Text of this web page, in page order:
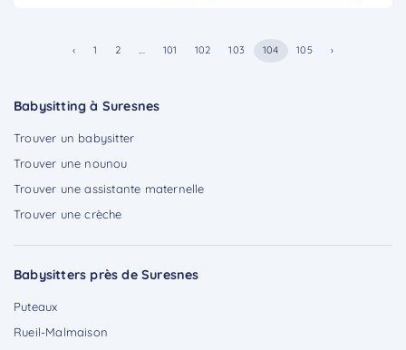
Babysitting à Suresnes
Trouver un babysitter
Trouver une nounou
Trouver une assistante maternelle
Trouver une crèche
Babysitters près de Suresnes
Puteaux
Rueil-Malmaison
‹ 1 2 ... 101 102 103 104 105 ›